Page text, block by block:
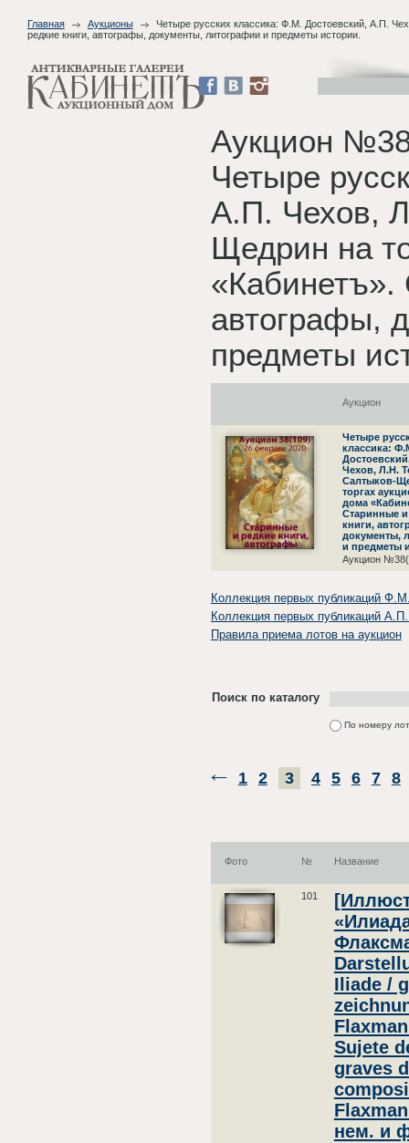
Главная Аукционы
Четыре русских классика: Ф.М. Достоевский, А.П.
редкие книги, автографы, документы, литографии и предметы истории.
Аукцион
Четыре
А.П. Чехов,
Щедрин на
«Кабинетъ».
автографы,
предметы
Аукцион
Четыре
классика:
Чехов, Л.Н.
Салтыков-
торгах
дома
Старинные и
книги,
документы,
и предметы
Аукцион
Коллекция первых публикаций
Коллекция первых публикаций
Правила приема лотов на аукцион
Поиск по каталогу
По номеру
1 2 3 4 5 6 7 8
Фото № Название
101
Iliade /
Sujete
graves
нем. и